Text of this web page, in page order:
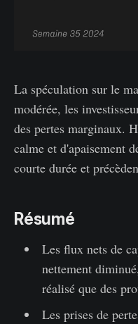
La spéculation sur le
modérée, les
des pertes marginaux.
calme et d'apaisement
courte durée et
Résumé
Les flux nets de
nettement
réalisé que des
Les prises de